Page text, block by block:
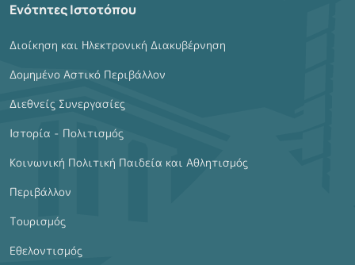
Ενότητες Ιστοτόπου
Διοίκηση και Ηλεκτρονική Διακυβέρνηση
Δομημένο Αστικό Περιβάλλον
Διεθνείς Συνεργασίες
Ιστορία - Πολιτισμός
Κοινωνική Πολιτική Παιδεία και Αθλητισμός
Περιβάλλον
Τουρισμός
Εθελοντισμός